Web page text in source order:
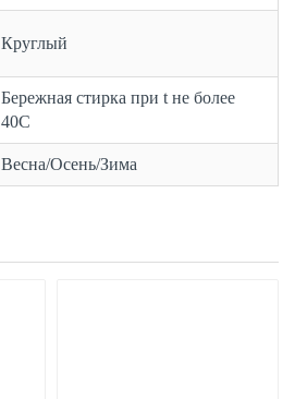
Круглый
Бережная стирка при t не более
40С
Весна/Осень/Зима